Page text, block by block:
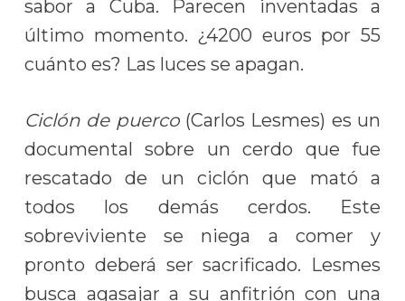
sabor a Cuba. Parecen inventadas a
último momento. ¿4200 euros por 55
cuánto es? Las luces se apagan.
Ciclón de puerco(Carlos Lesmes) es un
documental sobre un cerdo que fue
rescatado de un ciclón que mató a
todos los demás cerdos. Este
sobreviviente se niega a comer y
pronto deberá ser sacrificado. Lesmes
busca agasajar a su anfitrión con una